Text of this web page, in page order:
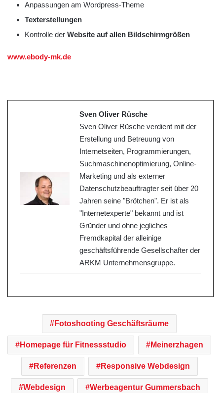
Anpassungen am Wordpress-Theme
Texterstellungen
Kontrolle der Website auf allen Bildschirmgrößen
www.ebody-mk.de
Sven Oliver Rüsche
Sven Oliver Rüsche verdient mit der
Erstellung und Betreuung von
Internetseiten, Programmierungen,
Suchmaschinenoptimierung, Online-
Marketing und als externer
Datenschutzbeauftragter seit über 20
Jahren seine "Brötchen". Er ist als
"Internetexperte" bekannt und ist
Gründer und ohne jegliches
Fremdkapital der alleinige
geschäftsführende Gesellschafter der
ARKM Unternehmensgruppe.
Fotoshooting Geschäftsräume
Homepage für Fitnessstudio Meinerzhagen
Referenzen Responsive Webdesign
Webdesign Werbeagentur Gummersbach